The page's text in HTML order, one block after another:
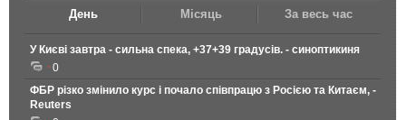
День Місяць За весь час
У Києві завтра - сильна спека, +37+39 градусів. - синоптикиня
0
ФБР різко змінило курс і почало співпрацю з Росією та Китаєм, -
Reuters